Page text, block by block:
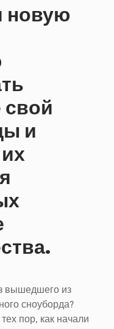
новую
и
вышедшего из
сноуборда?
пор, как начали